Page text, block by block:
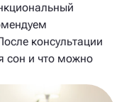
консультации
сон и что можно